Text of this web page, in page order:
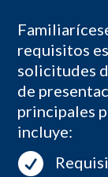
requisitos
solicitudes
de
principales
incluye:
